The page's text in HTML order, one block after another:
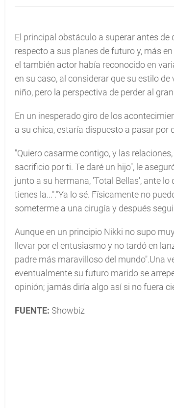
El principal obstáculo a superar antes
respecto a sus planes de futuro y, más
el también actor había reconocido en
en su caso, al considerar que su estilo
niño, pero la perspectiva de perder al
En un inesperado giro de los
a su chica, estaría dispuesto a pasar
"Quiero casarme contigo, y las
sacrificio por ti. Te daré un hijo", le
junto a su hermana, 'Total Bellas', ante
tienes la..."."Ya lo sé. Físicamente no
someterme a una cirugía y después
Aunque en un principio Nikki no supo
llevar por el entusiasmo y no tardó en
padre más maravilloso del mundo".Una
eventualmente su futuro marido se
opinión; jamás diría algo así si no fuera
FUENTE: Showbiz